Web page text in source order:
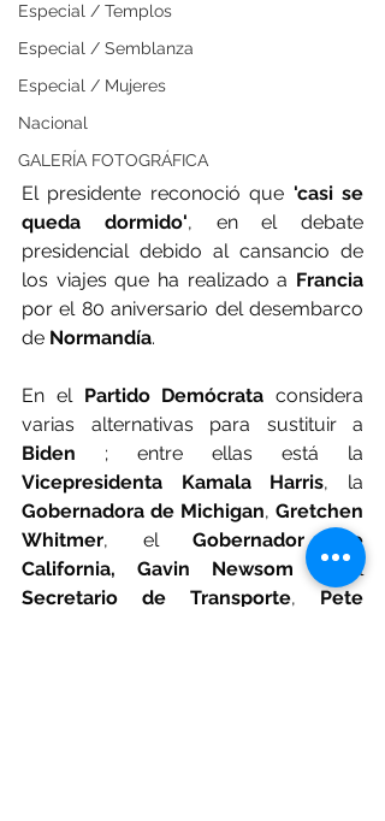
Especial / Templos
Especial / Semblanza
Especial / Mujeres
Nacional
GALERÍA FOTOGRÁFICA
El presidente reconoció que 'casi se
queda dormido', en el debate
presidencial debido al cansancio de
los viajes que ha realizado a Francia
por el 80 aniversario del desembarco
de Normandía.
En el Partido Demócrata considera
Biden
Vicepresidenta Kamala Harris
Gobernadora de Michigan, Gretchen
Whitmer, el Gobernador de
California, Gavin Newsom
y el
Secretario de Transporte, Pete